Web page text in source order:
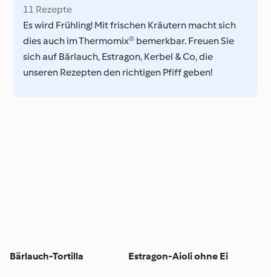
11 Rezepte
Es wird Frühling! Mit frischen Kräutern macht sich
dies auch im Thermomix® bemerkbar. Freuen Sie
sich auf Bärlauch, Estragon, Kerbel & Co, die
unseren Rezepten den richtigen Pfiff geben!
Bärlauch-Tortilla Estragon-Aioli ohne Ei